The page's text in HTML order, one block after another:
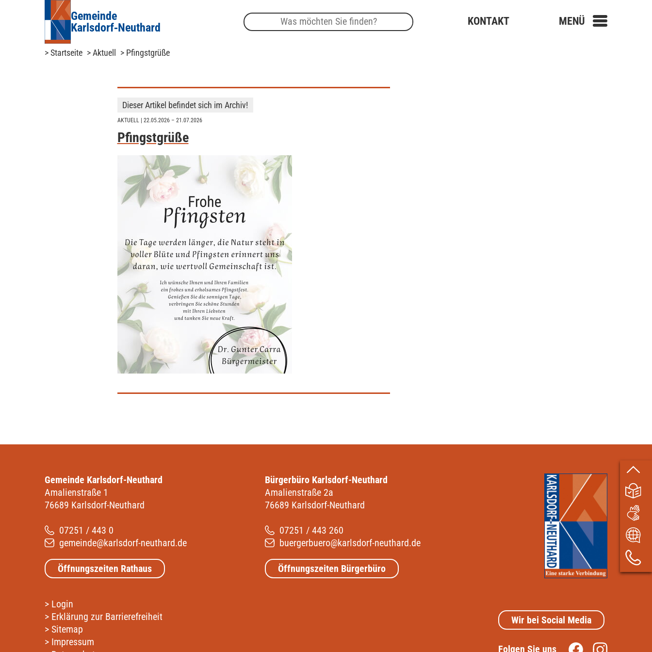
Gemeinde
Karlsdorf‑Neuthard
KONTAKT MENÜ
> Startseite > Aktuell > Pfingstgrüße
Dieser Artikel befindet sich im Archiv!
AKTUELL | 22.05.2026 – 21.07.2026
Pfingstgrüße
Gemeinde Karlsdorf-Neuthard
Amalienstraße 1
76689 Karlsdorf-Neuthard
07251 / 443 0
gemeinde@karlsdorf-neuthard.de
Öffnungszeiten Rathaus
> Login
> Erklärung zur Barrierefreiheit
> Sitemap
> Impressum
Bürgerbüro Karlsdorf-Neuthard
Amalienstraße 2a
76689 Karlsdorf-Neuthard
07251 / 443 260
buergerbuero@karlsdorf-neuthard.de
Öffnungszeiten Bürgerbüro
Wir bei Social Media
Folgen Sie uns